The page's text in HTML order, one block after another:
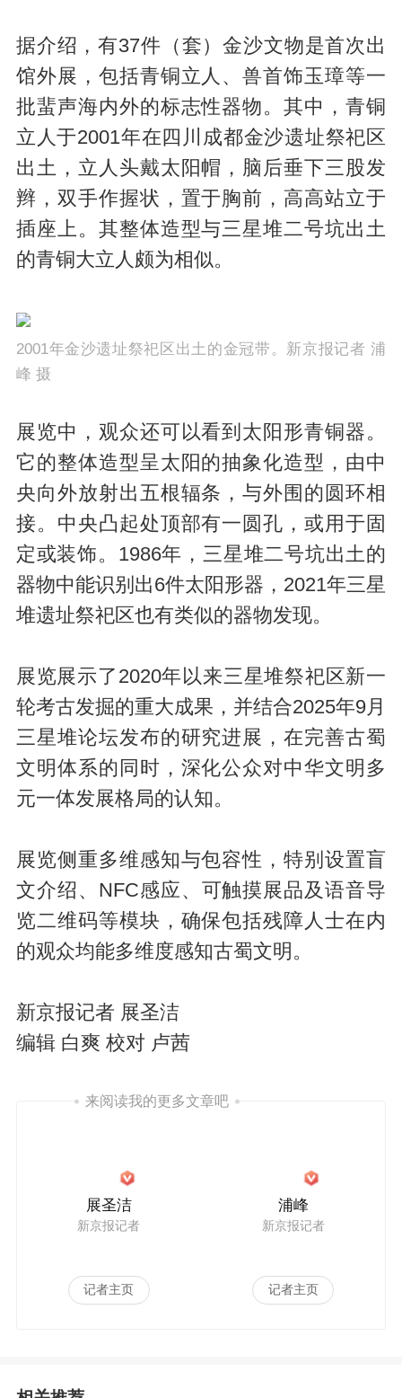
据介绍，有37件（套）金沙文物是首次出
馆外展，包括青铜立人、兽首饰玉璋等一
批蜚声海内外的标志性器物。其中，青铜
立人于2001年在四川成都金沙遗址祭祀区
出土，立人头戴太阳帽，脑后垂下三股发
辫，双手作握状，置于胸前，高高站立于
插座上。其整体造型与三星堆二号坑出土
的青铜大立人颇为相似。
2001年金沙遗址祭祀区出土的金冠带。新京报记者 浦
峰 摄
展览中，观众还可以看到太阳形青铜器。
它的整体造型呈太阳的抽象化造型，由中
央向外放射出五根辐条，与外围的圆环相
接。中央凸起处顶部有一圆孔，或用于固
定或装饰。1986年，三星堆二号坑出土的
器物中能识别出6件太阳形器，2021年三星
堆遗址祭祀区也有类似的器物发现。
展览展示了2020年以来三星堆祭祀区新一
轮考古发掘的重大成果，并结合2025年9月
三星堆论坛发布的研究进展，在完善古蜀
文明体系的同时，深化公众对中华文明多
元一体发展格局的认知。
展览侧重多维感知与包容性，特别设置盲
文介绍、NFC感应、可触摸展品及语音导
览二维码等模块，确保包括残障人士在内
的观众均能多维度感知古蜀文明。
新京报记者 展圣洁
编辑 白爽 校对 卢茜
来阅读我的更多文章吧
展圣洁
新京报记者
记者主页
浦峰
新京报记者
记者主页